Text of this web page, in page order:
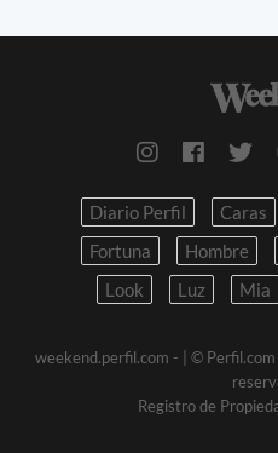
Diario Perfil Caras
Fortuna
Hombre
Look
Luz Mia
weekend.perfil.com -
| ©
Registro de